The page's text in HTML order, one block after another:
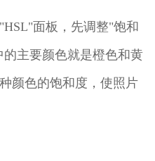
面板，先调整"饱和
主要颜色就是橙色和黄
颜色的饱和度，使照片